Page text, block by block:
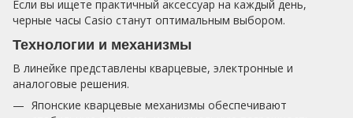
Если вы ищете практичный аксессуар на каждый день,
черные часы Casio станут оптимальным выбором.
Технологии и механизмы
В линейке представлены кварцевые, электронные и
аналоговые решения.
Японские кварцевые механизмы обеспечивают